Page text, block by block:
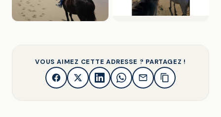
VOUS AIMEZ CETTE ADRESSE ? PARTAGEZ !